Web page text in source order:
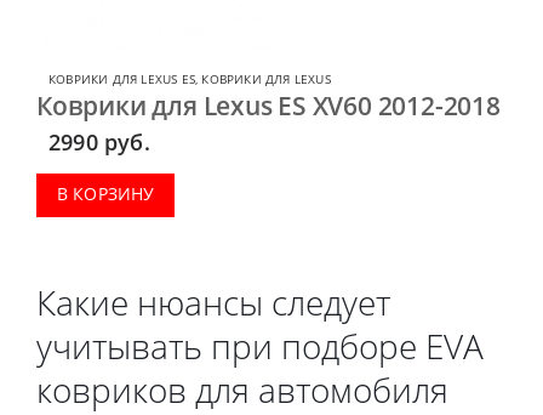
КОВРИКИ ДЛЯ LEXUS ES, КОВРИКИ ДЛЯ LEXUS
Коврики для Lexus ES XV60 2012-2018
2990 руб.
В КОРЗИНУ
Какие нюансы следует
учитывать при подборе EVA
ковриков для автомобиля